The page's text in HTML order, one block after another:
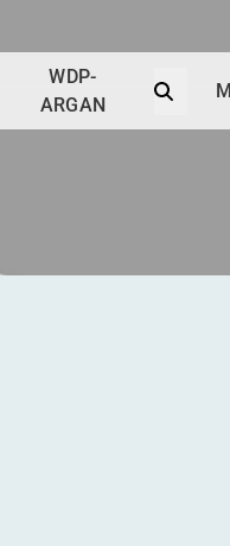
WDP-
ARGAN
Zoek